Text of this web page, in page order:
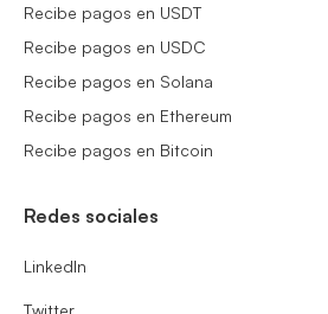
Recibe pagos en USDT
Recibe pagos en USDC
Recibe pagos en Solana
Recibe pagos en Ethereum
Recibe pagos en Bitcoin
Redes sociales
LinkedIn
Twitter